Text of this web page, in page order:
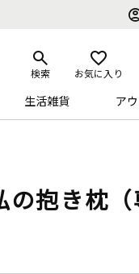
検索 お気に入り
生活雑貨 ア
抱き枕（